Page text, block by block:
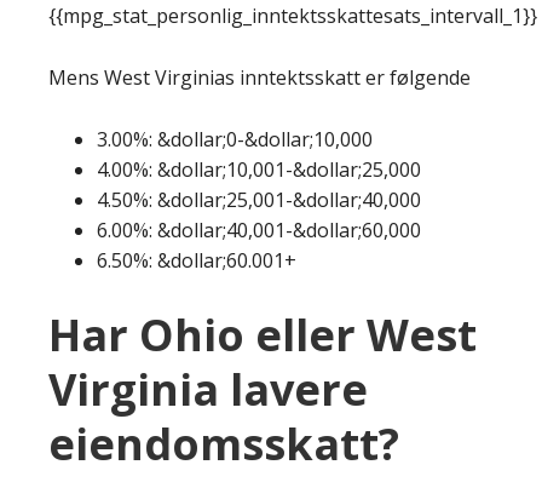
{{mpg_stat_personlig_inntektsskattesats_intervall_1}}
Mens West Virginias inntektsskatt er følgende
3.00%: &dollar;0-&dollar;10,000
4.00%: &dollar;10,001-&dollar;25,000
4.50%: &dollar;25,001-&dollar;40,000
6.00%: &dollar;40,001-&dollar;60,000
6.50%: &dollar;60.001+
Har Ohio eller West
Virginia lavere
eiendomsskatt?